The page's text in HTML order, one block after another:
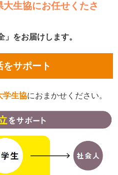
生協にお任せくたさ
をお届けします。
をサポート
学生協におまかせください。